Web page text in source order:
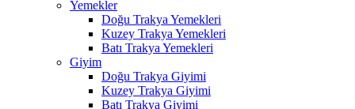
Yemekler
Doğu Trakya Yemekleri
Kuzey Trakya Yemekleri
Batı Trakya Yemekleri
Giyim
Doğu Trakya Giyimi
Kuzey Trakya Giyimi
Batı Trakya Giyimi